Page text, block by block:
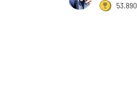
53.890